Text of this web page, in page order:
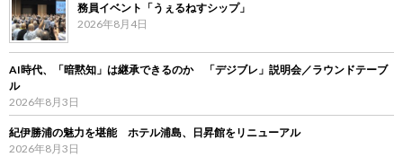
務員イベント「うぇるねすシップ」
2026年8月4日
AI時代、「暗黙知」は継承できるのか 「デジブレ」説明会／ラウンドテーブ
ル
2026年8月3日
紀伊勝浦の魅力を堪能 ホテル浦島、日昇館をリニューアル
2026年8月3日